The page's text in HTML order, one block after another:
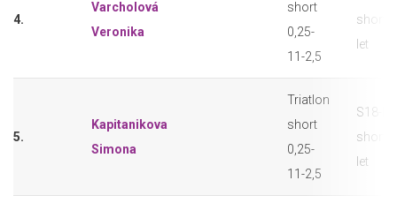
4.
Varcholová
Veronika
short
0,25-
11-2,5
short
let
5.
Kapitanikova
Simona
Triatlon
short
0,25-
11-2,5
S18-F
short
let